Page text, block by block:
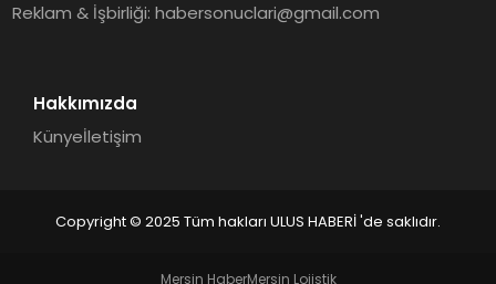
Reklam & İşbirliği:habersonuclari@gmail.com
Hakkımızda
Künyeİletişim
Copyright © 2025 Tüm hakları ULUS HABERİ 'de saklıdır.
Mersin HaberMersin Lojistik